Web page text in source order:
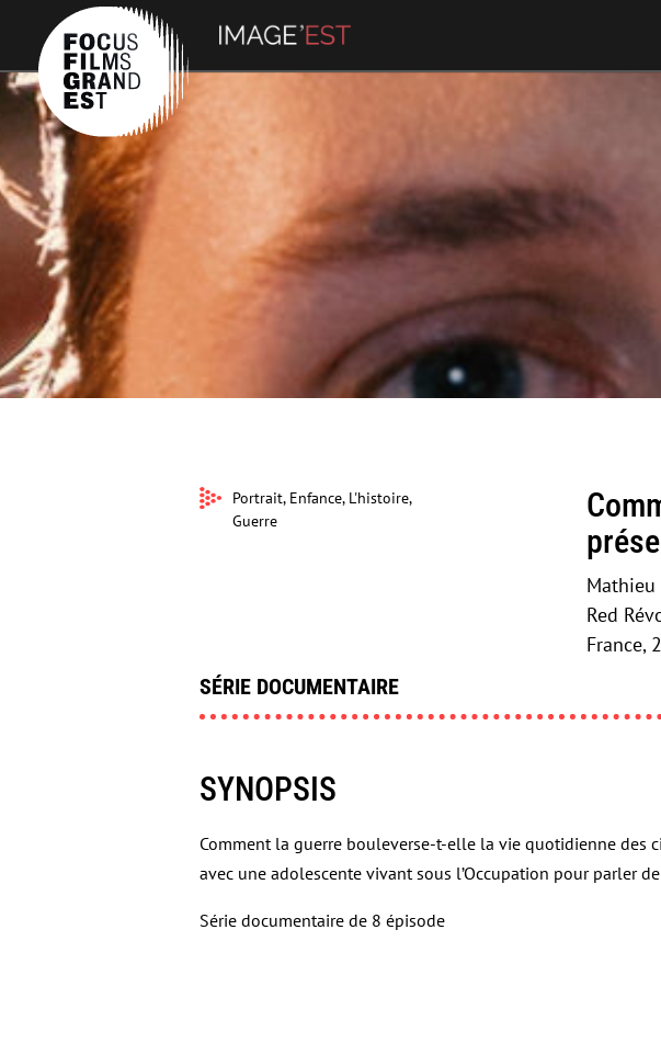
Portrait, Enfance, L'histoire,
Guerre
Mathieu
Red
France,
SÉRIE DOCUMENTAIRE
SYNOPSIS
Comment la guerre bouleverse-t-elle la vie quotidienne des
avec une adolescente vivant sous l’Occupation pour parler
Série documentaire de 8 épisode